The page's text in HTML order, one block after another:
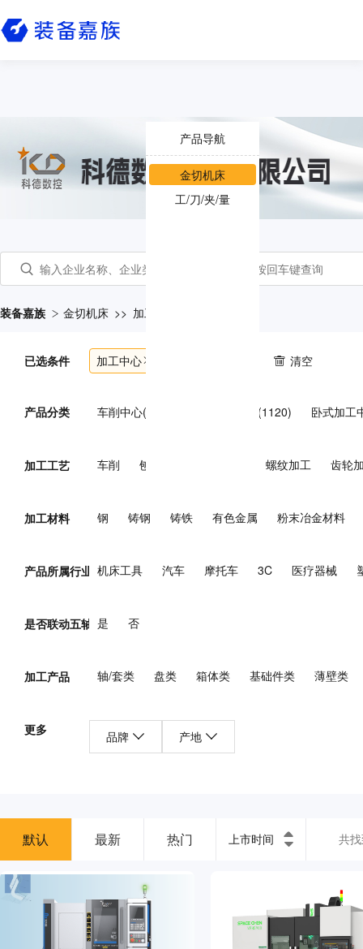
装备嘉族 金切机床 >> 加工中心
已选条件 加工中心 清空
产品分类 车削中心(169) 立式加工中心(1120)
卧式加工
加工工艺
车削 刨削 螺纹加工 齿轮
加工材料 钢 铸钢 铸铁 有色金属 粉末冶金材料
产品所属行业 机床工具 汽车 摩托车 3C 医疗器械
是否联动五轴 是 否
加工产品 轴/套类 盘类 箱体类 基础件类 薄壁类
更多 品牌 产地
默认 最新 热门 上市时间 共
产品导航
金切机床
工/刀/夹/量